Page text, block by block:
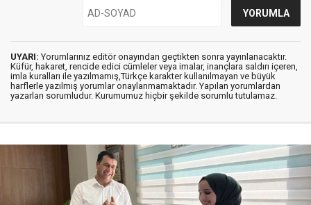
UYARI: Yorumlarınız editör onayından geçtikten sonra yayınlanacaktır.
Küfür, hakaret, rencide edici cümleler veya imalar, inançlara saldırı içeren,
imla kuralları ile yazılmamış,Türkçe karakter kullanılmayan ve büyük
harflerle yazılmış yorumlar onaylanmamaktadır. Yapılan yorumlardan
yazarları sorumludur. Kurumumuz hiçbir şekilde sorumlu tutulamaz.